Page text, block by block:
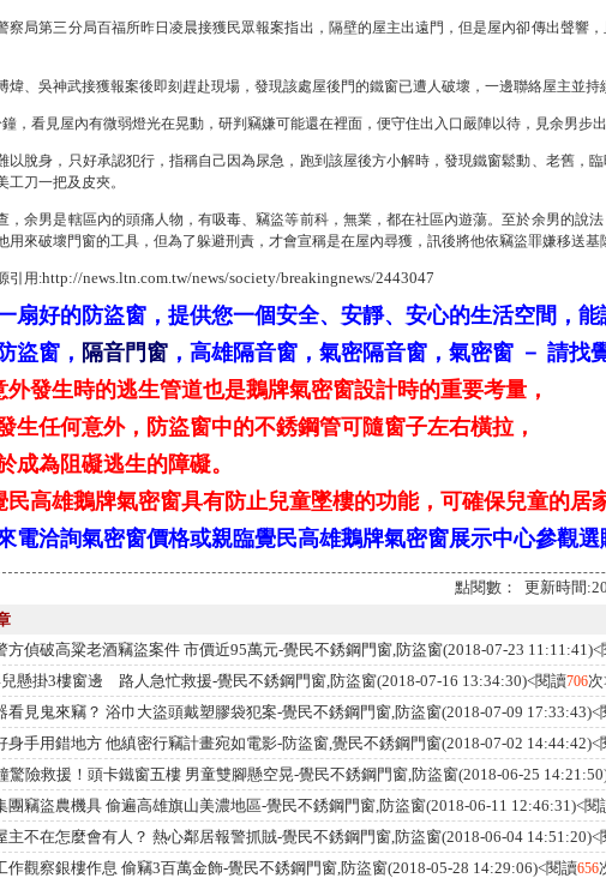
察局第三分局百福所昨日凌晨接獲民眾報案指出，隔壁的屋主出遠門，但是屋內卻傳出聲響
煒、吳神武接獲報案後即刻趕赴現場，發現該處屋後門的鐵窗已遭人破壞，一邊聯絡屋主並持
鐘，看見屋內有微弱燈光在晃動，研判竊嫌可能還在裡面，便守住出入口嚴陣以待，見余男步
以脫身，只好承認犯行，指稱自己因為尿急，跑到該屋後方小解時，發現鐵窗鬆動、老舊，
工刀一把及皮夾。
，余男是轄區內的頭痛人物，有吸毒、竊盜等前科，無業，都在社區內遊蕩。至於余男的說
用來破壞門窗的工具，但為了躲避刑責，才會宣稱是在屋內尋獲，訊後將他依竊盜罪嫌移送基
引用:http://news.ltn.com.tw/news/society/breakingnews/2443047
扇好的防盜窗，提供您一個安全、安靜、安心的生活空間，能
盜窗， 隔音門窗 ，高雄隔音窗，氣密隔音窗，氣密窗 － 請找
外發生時的逃生管道也是鵝牌氣密窗設計時的重要考量，
生任何意外，防盜窗中的不銹鋼管可隨窗子左右橫拉，
成為阻礙逃生的障礙。
民高雄鵝牌氣密窗具有防止兒童墜樓的功能，可確保兒童的居
電洽詢氣密窗價格或親臨覺民高雄鵝牌氣密窗展示中心參觀選
點閱數： 更新時間
方偵破高粱老酒竊盜案件 市價近95萬元-覺民不銹鋼門窗,防盜窗(2018-07-23 11:11:41)<
懸掛3樓窗邊 路人急忙救援-覺民不銹鋼門窗,防盜窗(2018-07-16 13:34:30)<閱讀706
看見鬼來竊？ 浴巾大盜頭戴塑膠袋犯案-覺民不銹鋼門窗,防盜窗(2018-07-09 17:33:43)<
身手用錯地方 他縝密行竊計畫宛如電影-防盜窗,覺民不銹鋼門窗(2018-07-02 14:44:42)<
驚險救援！頭卡鐵窗五樓 男童雙腳懸空晃-覺民不銹鋼門窗,防盜窗(2018-06-25
團竊盜農機具 偷遍高雄旗山美濃地區-覺民不銹鋼門窗,防盜窗(2018-06-11 12:46:31)<閱
主不在怎麼會有人？ 熱心鄰居報警抓賊-覺民不銹鋼門窗,防盜窗(2018-06-04 14:51:20)<
作觀察銀樓作息 偷竊3百萬金飾-覺民不銹鋼門窗,防盜窗(2018-05-28 14:29:06)<閱讀656